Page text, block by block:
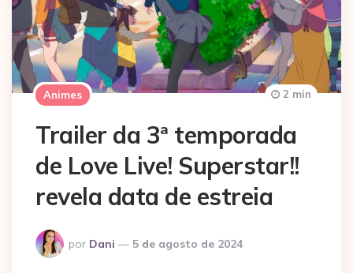
Animes
Trailer da 3ª temporada
de Love Live! Superstar!!
revela data de estreia
Postado
por
por Dani 5 de agosto de 2024
2 min